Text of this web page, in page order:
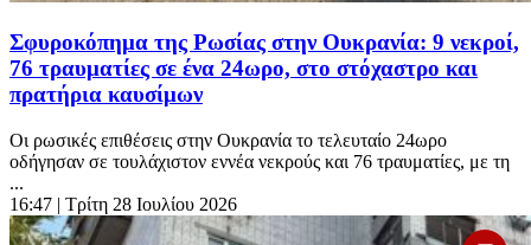
Σφυροκόπημα της Ρωσίας στην Ουκρανία: 9 νεκροί,
76 τραυματίες σε ένα 24ωρο, στο στόχαστρο και
πρατήρια καυσίμων
Οι ρωσικές επιθέσεις στην Ουκρανία το τελευταίο 24ωρο
οδήγησαν σε τουλάχιστον εννέα νεκρούς και 76 τραυματίες, με τη
...
16:47 | Τρίτη 28 Ιουλίου 2026